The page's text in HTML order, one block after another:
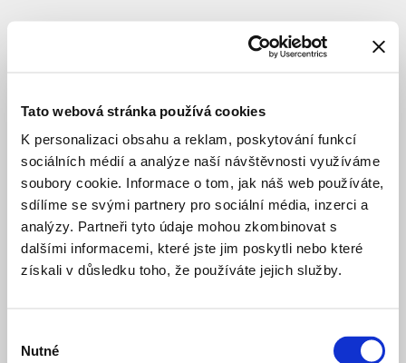
Tato webová stránka používá cookies
K personalizaci obsahu a reklam, poskytování funkcí
sociálních médií a analýze naší návštěvnosti využíváme
soubory cookie. Informace o tom, jak náš web používáte,
sdílíme se svými partnery pro sociální média, inzerci a
analýzy. Partneři tyto údaje mohou zkombinovat s
dalšími informacemi, které jste jim poskytli nebo které
získali v důsledku toho, že používáte jejich služby.
souhlasu
Nutné
SUBJECT
divadlo
investor
CULTURE CONSTRUCTION
4 months ago
Nová
scéna